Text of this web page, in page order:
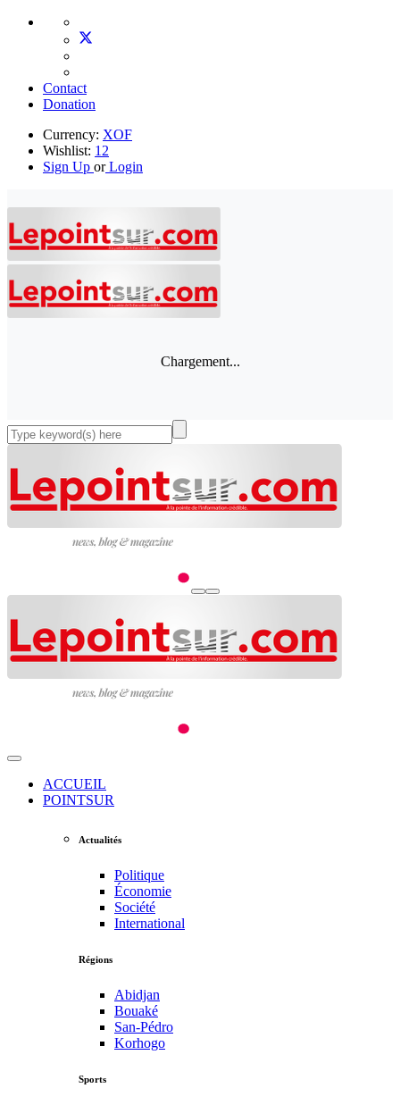
Contact
Donation
Currency: XOF
Wishlist: 12
Sign Up orLogin
Chargement...
ACCUEIL
POINTSUR
Actualités
Politique
Économie
Société
International
Régions
Abidjan
Bouaké
San-Pédro
Korhogo
Sports